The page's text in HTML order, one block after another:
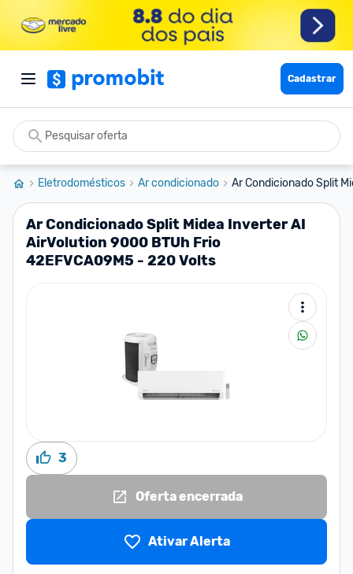
Cadastrar
Eletrodomésticos Ar condicionado Ar Condicionado Split
Ar Condicionado Split Midea Inverter AI
AirVolution 9000 BTUh Frio
42EFVCA09M5 - 220 Volts
3
Oferta encerrada
Ativar Alerta